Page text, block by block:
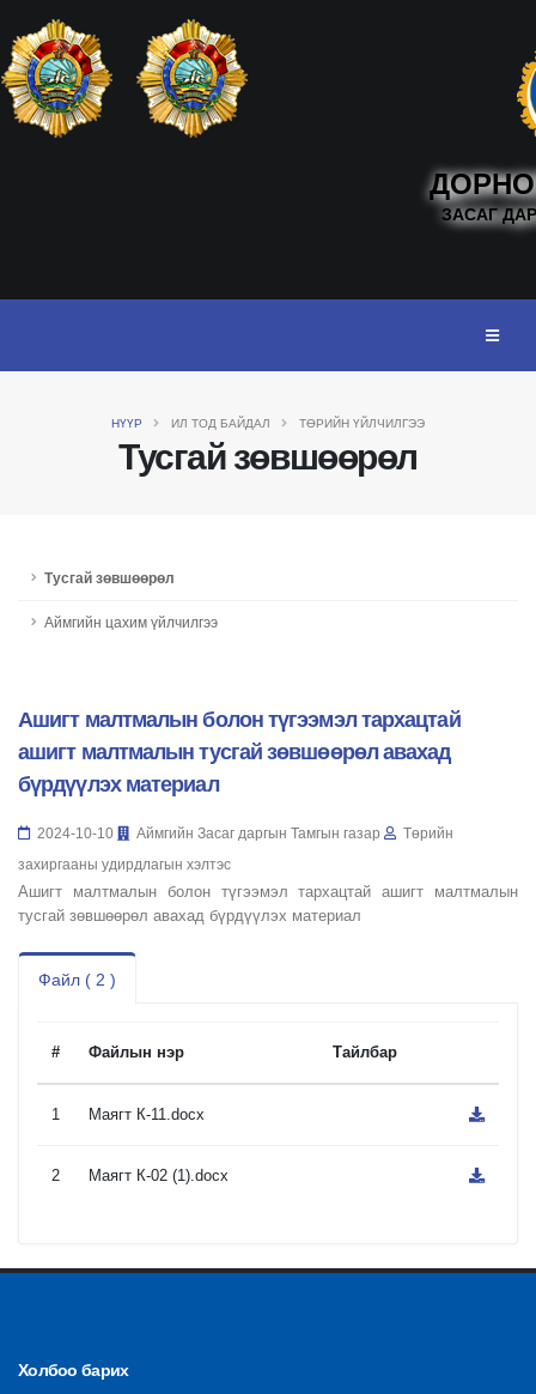
ЗАСАГ
НҮҮР ИЛ ТОД БАЙДАЛ ТӨРИЙН ҮЙЛЧИЛГЭЭ
Тусгай зөвшөөрөл
Тусгай зөвшөөрөл
Аймгийн цахим үйлчилгээ
Ашигт малтмалын болон түгээмэл тархацтай
ашигт малтмалын тусгай зөвшөөрөл авахад
бүрдүүлэх материал
2024-10-10 Аймгийн Засаг даргын Тамгын газар
Төрийн
захиргааны удирдлагын хэлтэс
Ашигт малтмалын болон түгээмэл тархацтай ашигт малтмалын
тусгай зөвшөөрөл авахад бүрдүүлэх материал
Файл ( 2 )
# Файлын нэр Тайлбар
1 Маягт К-11.docx
2 Маягт К-02 (1).docx
Холбоо барих